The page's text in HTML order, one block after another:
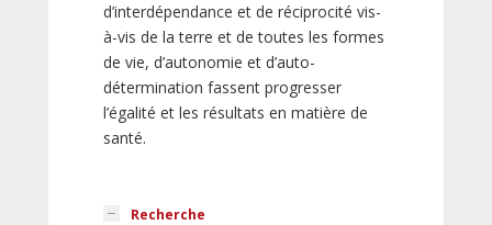
d’interdépendance et de réciprocité vis-
à-vis de la terre et de toutes les formes
de vie, d’autonomie et d’auto-
détermination fassent progresser
l’égalité et les résultats en matière de
santé.
Recherche